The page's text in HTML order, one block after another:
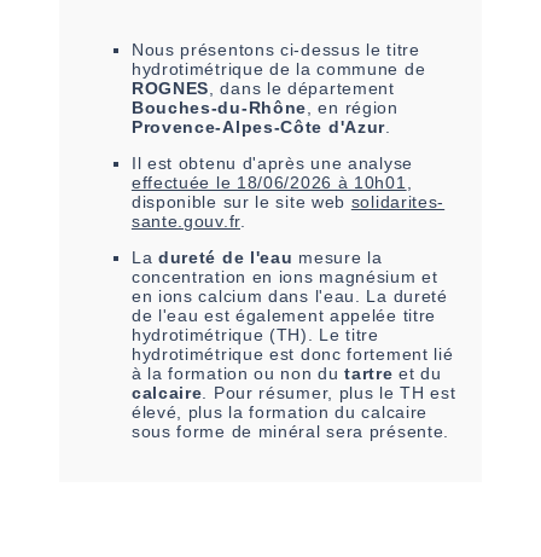
Nous présentons ci-dessus le titre
hydrotimétrique de la commune de
ROGNES , dans le département
Bouches-du-Rhône , en région
Provence-Alpes-Côte d'Azur
Il est obtenu d'après une analyse
effectuée le 18/06/2026 à 10h01
disponible sur le site web solidarites-
sante.gouv.fr.
La dureté de l'eau mesure la
concentration en ions magnésium et
en ions calcium dans l'eau. La dureté
de l'eau est également appelée titre
hydrotimétrique (TH). Le titre
hydrotimétrique est donc fortement lié
à la formation ou non dutartre et du
calcaire . Pour résumer, plus le TH est
élevé, plus la formation du calcaire
sous forme de minéral sera présente.